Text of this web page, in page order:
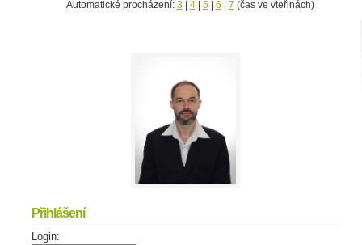
Automatické procházení: 3| 4| 5| 6 7 (čas ve vteřinách)
Přihlášení
Login: